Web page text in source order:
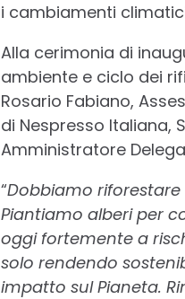
i cambiamenti
Alla cerimonia di
ambiente e ciclo dei
Rosario Fabiano,
di Nespresso Italiana,
Amministratore
“Dobbiamo
Piantiamo alberi per
oggi fortemente a
solo rendendo
impatto sul Pianeta.